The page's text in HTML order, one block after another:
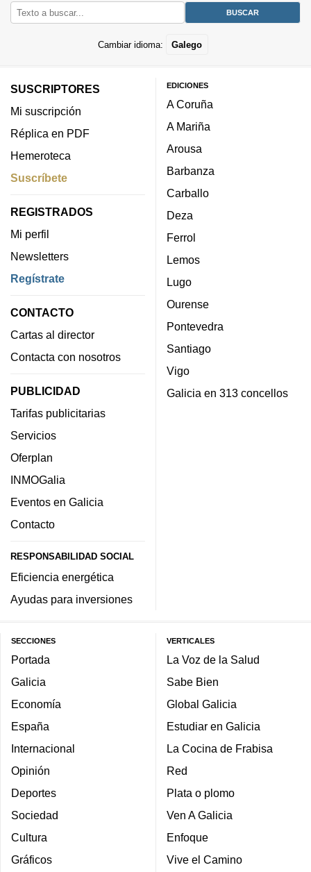
Cambiar idioma: Galego
SUSCRIPTORES
Mi suscripción
Réplica en PDF
Hemeroteca
Suscríbete
REGISTRADOS
Mi perfil
Newsletters
Regístrate
CONTACTO
Cartas al director
Contacta con nosotros
PUBLICIDAD
Tarifas publicitarias
Servicios
Oferplan
INMOGalia
Eventos en Galicia
Contacto
RESPONSABILIDAD SOCIAL
Eficiencia energética
Ayudas para inversiones
EDICIONES
A Coruña
A Mariña
Arousa
Barbanza
Carballo
Deza
Ferrol
Lemos
Lugo
Ourense
Pontevedra
Santiago
Vigo
Galicia en 313 concellos
SECCIONES
Portada
Galicia
Economía
España
Internacional
Opinión
Deportes
Sociedad
Cultura
Gráficos
VERTICALES
La Voz de la Salud
Sabe Bien
Global Galicia
Estudiar en Galicia
La Cocina de Frabisa
Red
Plata o plomo
Ven A Galicia
Enfoque
Vive el Camino